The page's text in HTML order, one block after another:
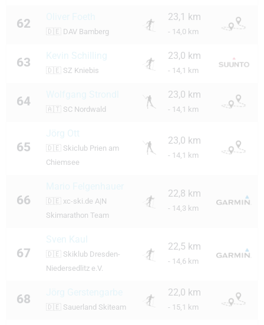
62
🇩🇪 DAV Bamberg
23,1 km
- 14,0 km
63 Kevin Schilling
🇩🇪 SZ Kniebis
23,0 km
- 14,1 km
64
🇦🇹 SC Nordwald
23,0 km
- 14,1 km
65
Jörg Ott
🇩🇪 Skiclub Prien am
Chiemsee
23,0 km
- 14,1 km
66 🇩🇪 xc-ski.de A|N
Skimarathon Team
22,8 km
- 14,3 km
67
Sven Kaul
🇩🇪 Skiklub Dresden-
Niedersedlitz e.V.
22,5 km
- 14,6 km
68
🇩🇪 Sauerland Skiteam
22,0 km
- 15,1 km